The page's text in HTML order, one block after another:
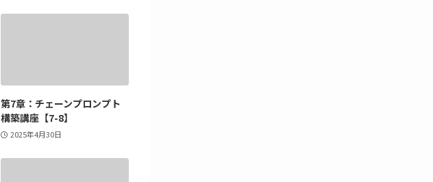
第7章：チェーンプロンプト
構築講座【7-8】
2025年4月30日